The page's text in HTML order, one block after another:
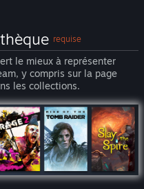
requise
le mieux à représenter
y compris sur la page
les collections.